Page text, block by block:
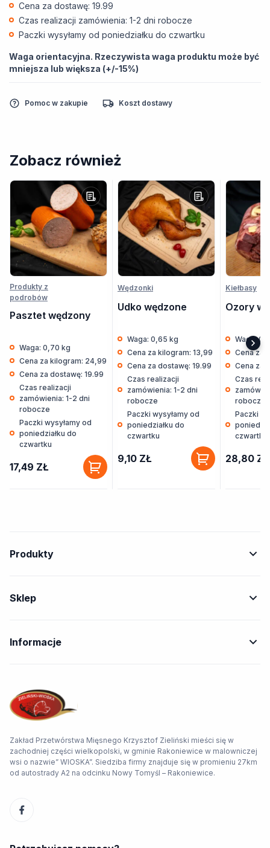
Cena za dostawę: 19.99
Czas realizacji zamówienia: 1-2 dni robocze
Paczki wysyłamy od poniedziałku do czwartku
Waga orientacyjna. Rzeczywista waga produktu może być
mniejsza lub większa (+/-15%)
Pomoc w zakupie Koszt dostawy
Zobacz również
Produkty z
podrobów
Pasztet wędzony
Waga: 0,70 kg
Cena za kilogram: 24,99
Cena za dostawę: 19.99
Czas realizacji
zamówienia: 1-2 dni
robocze
Paczki wysyłamy od
poniedziałku do
czwartku
17,49 ZŁ
Wędzonki
Udko wędzone
Waga: 0,65 kg
Cena za kilogram: 13,99
Cena za dostawę: 19.99
Czas realizacji
zamówienia: 1-2 dni
robocze
Paczki wysyłamy od
poniedziałku do
czwartku
9,10 ZŁ
Kiełbasy
Ozory w
Waga:
Cena za
Cena za
Czas
robocze
Paczki
czwartku
28,80 ZŁ
Zakład Przetwórstwa Mięsnego Krzysztof Zieliński mieści się w
zachodniej części wielkopolski, w gminie Rakoniewice w malowniczej
wsi o nazwie” WIOSKA”. Siedziba firmy znajduje się w promieniu 27km
od autostrady A2 na odcinku Nowy Tomyśl – Rakoniewice.
Produkty
Sklep
Informacje